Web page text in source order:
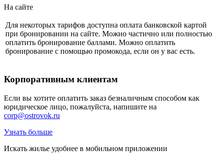
На сайте
Для некоторых тарифов доступна оплата банковской картой
при бронировании на сайте. Можно частично или полностью
оплатить бронирование баллами. Можно оплатить
бронирование с помощью промокода, если он у вас есть.
Корпоративным клиентам
Если вы хотите оплатить заказ безналичным способом как
юридическое лицо, пожалуйста, напишите на
corp@ostrovok.ru
Узнать больше
Искать жилье удобнее в мобильном приложении